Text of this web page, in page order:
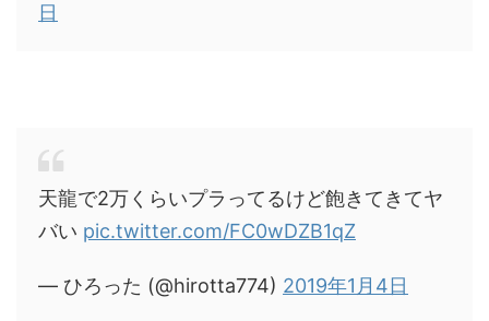
日
天龍で2万くらいプラってるけど飽きてきてヤ
バい pic.twitter.com/FC0wDZB1qZ
— ひろった (@hirotta774) 2019年1月4日